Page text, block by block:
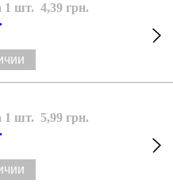
1 шт. 4,39 грн.
1 шт. 5,99 грн.